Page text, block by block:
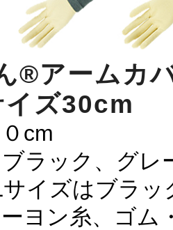
®アームカ
ズ30cm
cm
ブラック、グ
イズはブラッ
ーヨン糸、ゴム